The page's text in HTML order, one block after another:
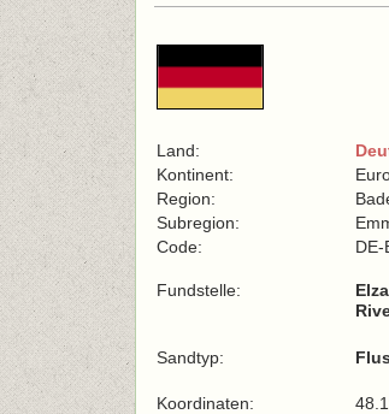
Land:
Kontinent:
Region:
Subregion:
Code:
DE-
Fundstelle:
Sandtyp:
Koordinaten: